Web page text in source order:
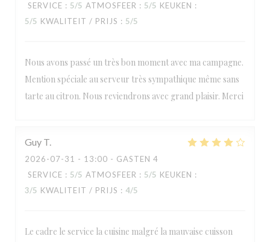
SERVICE : 5/5 ATMOSFEER : 5/5 KEUKEN :
5/5 KWALITEIT / PRIJS : 5/5
Nous avons passé un très bon moment avec ma campagne.
Mention spéciale au serveur très sympathique même sans
tarte au citron. Nous reviendrons avec grand plaisir. Merci
Guy T
2026-07-31 - 13:00 - GASTEN 4
SERVICE : 5/5 ATMOSFEER : 5/5 KEUKEN :
3/5 KWALITEIT / PRIJS : 4/5
Le cadre le service la cuisine malgré la mauvaise cuisson